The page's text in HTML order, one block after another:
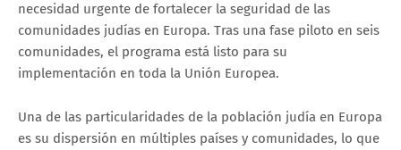
necesidad urgente de fortalecer la seguridad de las
comunidades judías en Europa. Tras una fase piloto en seis
comunidades, el programa está listo para su
implementación en toda la Unión Europea.
Una de las particularidades de la población judía en Europa
es su dispersión en múltiples países y comunidades, lo que